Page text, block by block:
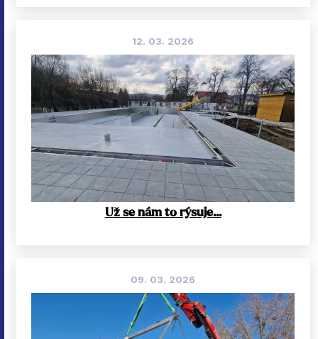
12. 03. 2026
Už se nám to rýsuje...
09. 03. 2026